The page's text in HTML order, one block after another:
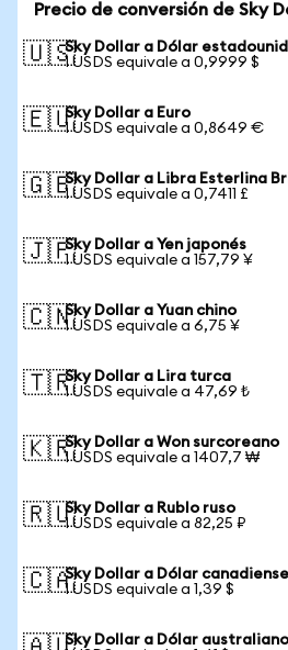
Precio de conversión de Sky
🇺🇸Sky Dollar a Dólar
1 USDS equivale a 0,9999 $
🇪🇺Sky Dollar a Euro
1 USDS equivale a 0,8649 €
🇬🇧Sky Dollar a Libra Esterlina
1 USDS equivale a 0,7411 £
🇯🇵Sky Dollar a Yen japonés
1 USDS equivale a 157,79 ¥
🇨🇳Sky Dollar a Yuan chino
1 USDS equivale a 6,75 ¥
🇹🇷Sky Dollar a Lira turca
1 USDS equivale a 47,69 ₺
🇰🇷Sky Dollar a Won surcoreano
1 USDS equivale a 1407,7 ₩
🇷🇺Sky Dollar a Rublo ruso
1 USDS equivale a 82,25 ₽
🇨🇦Sky Dollar a Dólar canadiense
1 USDS equivale a 1,39 $
Sky Dollar a Dólar australiano